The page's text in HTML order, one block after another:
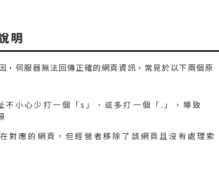
明
伺服器無法回傳正確的網頁資訊，常見於以下兩個原
不小心少打一個「s」、或多打一個「.」，導致
對應的網頁，但經營者移除了該網頁且沒有處理索